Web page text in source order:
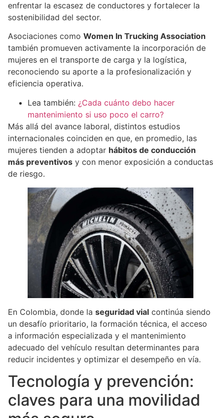
enfrentar la escasez de conductores y fortalecer la
sostenibilidad del sector.
Asociaciones como Women In Trucking Association
también promueven activamente la incorporación de
mujeres en el transporte de carga y la logística,
reconociendo su aporte a la profesionalización y
eficiencia operativa.
Lea también: ¿Cada cuánto debo hacer
mantenimiento si uso poco el carro?
Más allá del avance laboral, distintos estudios
internacionales coinciden en que, en promedio, las
mujeres tienden a adoptar hábitos de conducción
más preventivos y con menor exposición a conductas
de riesgo.
En Colombia, donde la seguridad vial continúa siendo
un desafío prioritario, la formación técnica, el acceso
a información especializada y el mantenimiento
adecuado del vehículo resultan determinantes para
reducir incidentes y optimizar el desempeño en vía.
Tecnología y prevención:
claves para una movilidad